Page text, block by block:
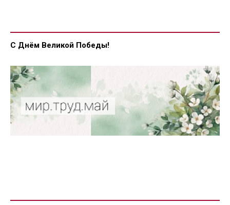
С Днём Великой Победы!